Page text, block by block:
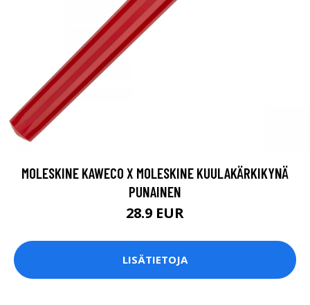
MOLESKINE KAWECO X MOLESKINE KUULAKÄRKIKYNÄ
PUNAINEN
28.9 EUR
LISÄTIETOJA